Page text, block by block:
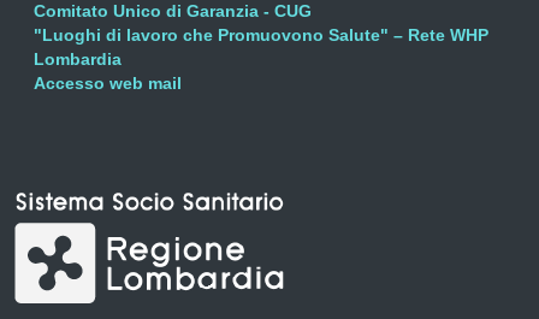
Comitato Unico di Garanzia - CUG
"Luoghi di lavoro che Promuovono Salute" – Rete WHP
Lombardia
Accesso web mail